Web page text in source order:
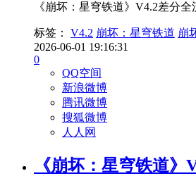
《崩坏：星穹铁道》V4.2差分
标签： V4.2 崩坏：星穹铁道 崩
2026-06-01 19:16:31
0
QQ空间
新浪微博
腾讯微博
搜狐微博
人人网
《崩坏：星穹铁道